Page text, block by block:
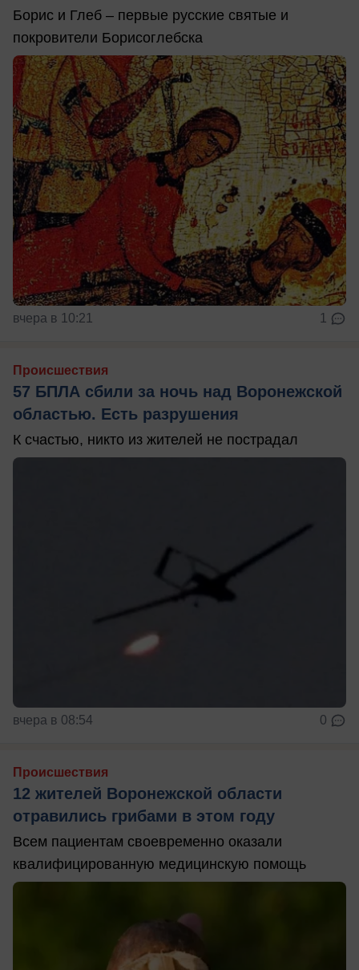
Борис и Глеб – первые русские святые и
покровители Борисоглебска
вчера в 10:21 1
Происшествия
57 БПЛА сбили за ночь над Воронежской
областью. Есть разрушения
К счастью, никто из жителей не пострадал
вчера в 08:54 0
Происшествия
12 жителей Воронежской области
отравились грибами в этом году
Всем пациентам своевременно оказали
квалифицированную медицинскую помощь